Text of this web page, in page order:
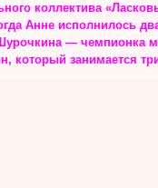
коллектива
Анне исполнилось
— чемпионка
который занимается